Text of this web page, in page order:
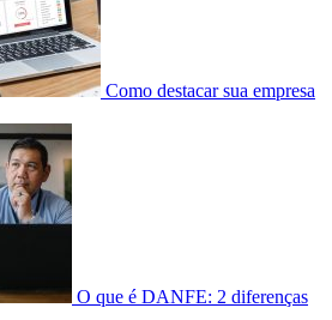
Como destacar sua empresa
O que é DANFE: 2 diferenças